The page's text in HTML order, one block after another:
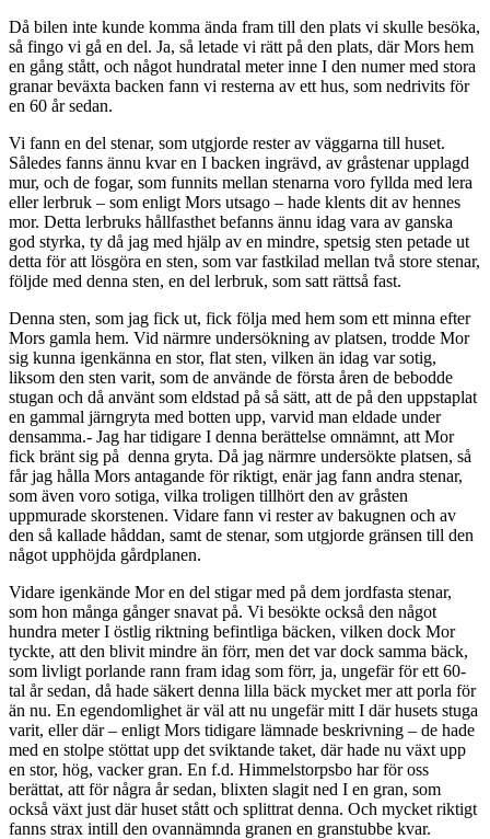
Då bilen inte kunde komma ända fram till den plats vi skulle besöka,
så fingo vi gå en del. Ja, så letade vi rätt på den plats, där Mors hem
en gång stått, och något hundratal meter inne I den numer med stora
granar beväxta backen fann vi resterna av ett hus, som nedrivits för
en 60 år sedan.
Vi fann en del stenar, som utgjorde rester av väggarna till huset.
Således fanns ännu kvar en I backen ingrävd, av gråstenar upplagd
mur, och de fogar, som funnits mellan stenarna voro fyllda med lera
eller lerbruk – som enligt Mors utsago – hade klents dit av hennes
mor. Detta lerbruks hållfasthet befanns ännu idag vara av ganska
god styrka, ty då jag med hjälp av en mindre, spetsig sten petade ut
detta för att lösgöra en sten, som var fastkilad mellan två store stenar,
följde med denna sten, en del lerbruk, som satt rättså fast.
Denna sten, som jag fick ut, fick följa med hem som ett minna efter
Mors gamla hem. Vid närmre undersökning av platsen, trodde Mor
sig kunna igenkänna en stor, flat sten, vilken än idag var sotig,
liksom den sten varit, som de använde de första åren de bebodde
stugan och då använt som eldstad på så sätt, att de på den uppstaplat
en gammal järngryta med botten upp, varvid man eldade under
densamma.- Jag har tidigare I denna berättelse omnämnt, att Mor
fick bränt sig på denna gryta. Då jag närmre undersökte platsen, så
får jag hålla Mors antagande för riktigt, enär jag fann andra stenar,
som även voro sotiga, vilka troligen tillhört den av gråsten
uppmurade skorstenen. Vidare fann vi rester av bakugnen och av
den så kallade håddan, samt de stenar, som utgjorde gränsen till den
något upphöjda gårdplanen.
Vidare igenkände Mor en del stigar med på dem jordfasta stenar,
som hon många gånger snavat på. Vi besökte också den något
hundra meter I östlig riktning befintliga bäcken, vilken dock Mor
tyckte, att den blivit mindre än förr, men det var dock samma bäck,
som livligt porlande rann fram idag som förr, ja, ungefär för ett 60-
tal år sedan, då hade säkert denna lilla bäck mycket mer att porla för
än nu. En egendomlighet är väl att nu ungefär mitt I där husets stuga
varit, eller där – enligt Mors tidigare lämnade beskrivning – de hade
med en stolpe stöttat upp det sviktande taket, där hade nu växt upp
en stor, hög, vacker gran. En f.d. Himmelstorpsbo har för oss
berättat, att för några år sedan, blixten slagit ned I en gran, som
också växt just där huset stått och splittrat denna. Och mycket riktigt
fanns strax intill den ovannämnda granen en granstubbe kvar.